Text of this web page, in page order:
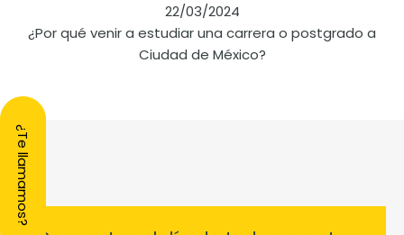
22/03/2024
¿Por qué venir a estudiar una carrera o postgrado a
Ciudad de México?
¿Te llamamos?